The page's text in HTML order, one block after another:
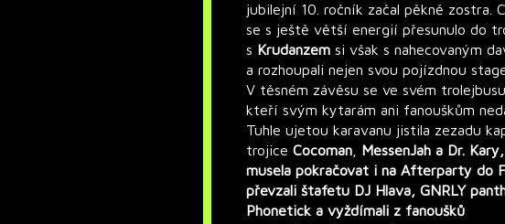
jubilejní 10. ročník začal pěkně zostra.
se s ještě větší energií přesunulo do
s Krudanzem si však s nahecovaným
a rozhoupali nejen svou pojízdnou
V těsném závěsu se ve svém
kteří svým kytarám ani fanouškům
Tuhle ujetou karavanu jistila zezadu
trojice Cocoman MessenJah a Dr. Kary
musela pokračovat i na Afterparty do
převzali štafetu DJ Hlava, GNRLY
Phonetick a vyždímali z fanoušků